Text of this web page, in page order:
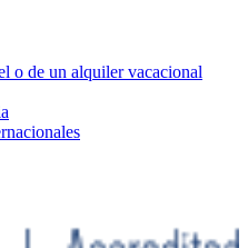
o de un alquiler vacacional